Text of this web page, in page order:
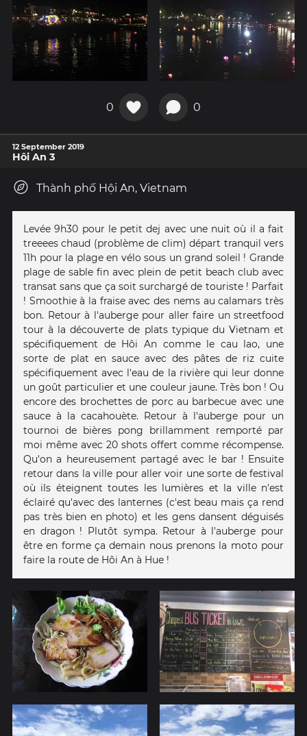
0 0
12 September 2019
Hôi An 3
Thành phố Hội An, Vietnam
Levée 9h30 pour le petit dej avec une nuit où il a fait
treeees chaud (problème de clim) départ tranquil vers
11h pour la plage en vélo sous un grand soleil ! Grande
plage de sable fin avec plein de petit beach club avec
transat sans que ça soit surchargé de touriste ! Parfait
! Smoothie à la fraise avec des nems au calamars très
bon. Retour à l'auberge pour aller faire un streetfood
tour à la découverte de plats typique du Vietnam et
spécifiquement de Hôi An comme le cau lao, une
sorte de plat en sauce avec des pâtes de riz cuite
spécifiquement avec l'eau de la rivière qui leur donne
un goût particulier et une couleur jaune. Très bon ! Ou
encore des brochettes de porc au barbecue avec une
sauce à la cacahouète. Retour à l'auberge pour un
tournoi de bières pong brillamment remporté par
moi même avec 20 shots offert comme récompense.
Qu'on a heureusement partagé avec le bar ! Ensuite
retour dans la ville pour aller voir une sorte de festival
où ils éteignent toutes les lumières et la ville n'est
éclairé qu'avec des lanternes (c'est beau mais ça rend
pas très bien en photo) et les gens dansent déguisés
en dragon ! Plutôt sympa. Retour à l'auberge pour
être en forme ça demain nous prenons la moto pour
faire la route de Hôi An à Hue !